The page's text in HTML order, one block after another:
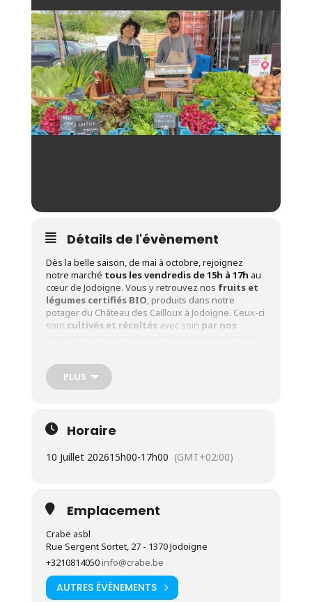
Détails de l'évènement
Dès la belle saison, de mai à octobre, rejoignez
notre marché tous les vendredis de 15h à 17h au
cœur de Jodoigne. Vous y retrouvez nos fruits et
légumes certifiés BIO, produits dans notre
potager du Château des Cailloux à Jodoigne. Ceux-ci
sont cultivés et récoltés avec soin par nos
au 09 octobre 2026.
Adresse:
Le Crabe asbl – Rue Sergent Sortet, 27 à
Vendredi
(15h à 18h) : Marché de la
Cliquez ici pour en savoir plus sur nos marchés et
notre production de légumes bio par notre centre
d’insertion.
PLUS
Horaire
10 Juillet 202615h00-17h00 (GMT+02:00)
Emplacement
Crabe asbl
Rue Sergent Sortet, 27 - 1370 Jodoigne
+3210814050info@crabe.be
AUTRES ÉVÉNEMENTS